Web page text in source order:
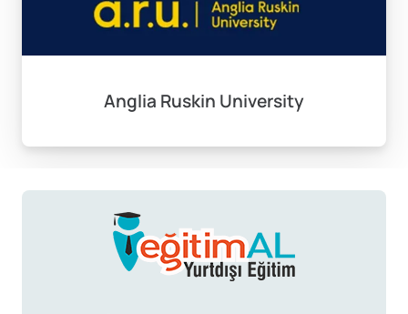
Anglia Ruskin University